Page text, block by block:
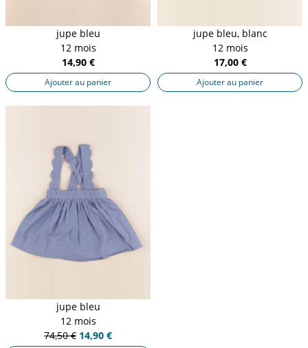
jupe bleu
12 mois
14,90 €
Ajouter au panier
jupe bleu, blanc
12 mois
17,00 €
Ajouter au panier
jupe bleu
12 mois
74,50 € 14,90 €